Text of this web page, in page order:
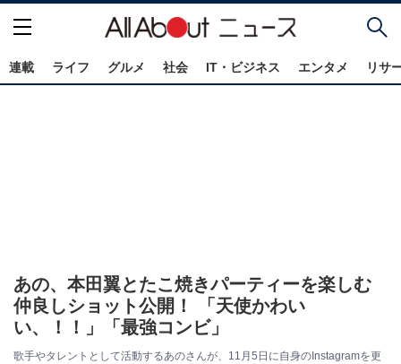
連載 ライフ グルメ 社会 IT・ビジネス エンタメ リサ
あの、本田翼とたこ焼きパーティーを楽しむ
仲良しショット公開！ 「天使かわい
い、！！」「最強コンビ」
歌手やタレントとして活動するあのさんが、11月5日に自身のInstagramを更